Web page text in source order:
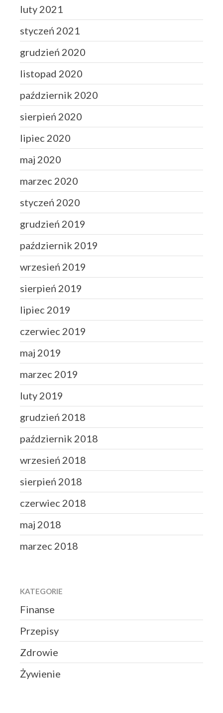
luty 2021
styczeń 2021
grudzień 2020
listopad 2020
październik 2020
sierpień 2020
lipiec 2020
maj 2020
marzec 2020
styczeń 2020
grudzień 2019
październik 2019
wrzesień 2019
sierpień 2019
lipiec 2019
czerwiec 2019
maj 2019
marzec 2019
luty 2019
grudzień 2018
październik 2018
wrzesień 2018
sierpień 2018
czerwiec 2018
maj 2018
marzec 2018
KATEGORIE
Finanse
Przepisy
Zdrowie
Żywienie